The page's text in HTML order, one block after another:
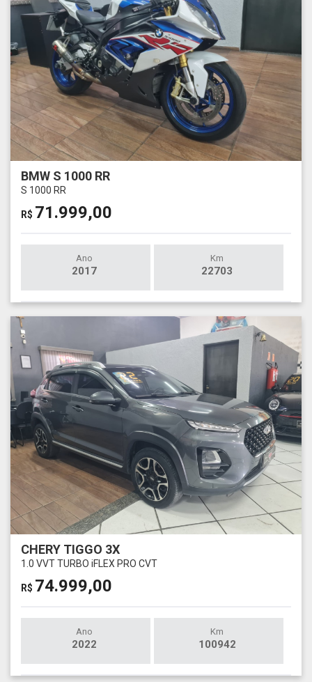
BMW S 1000 RR
S 1000 RR
R$ 71.999,00
Ano
2017
Km
22703
CHERY TIGGO 3X
1.0 VVT TURBO iFLEX PRO CVT
R$ 74.999,00
Ano
2022
Km
100942